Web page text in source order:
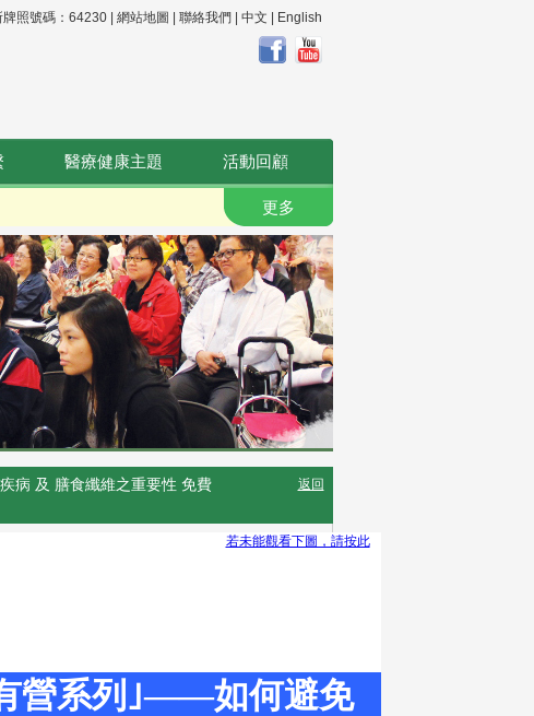
照號碼：64230 | 網站地圖 聯絡我們 中文 English
醫療健康主題 活動回顧
更多
病 及 膳食纖維之重要性 免費
返回
若未能觀看下圖，請按此
營系列｣——如何避免